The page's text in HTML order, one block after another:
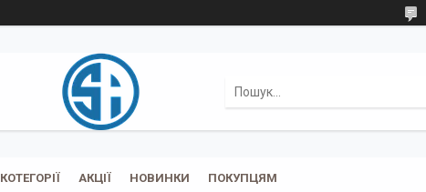
КОТЕГОРІЇ АКЦІЇ НОВИНКИ ПОКУПЦЯМ